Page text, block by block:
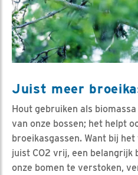
Juist meer
Hout gebruiken als
van onze bossen; het helpt
broeikasgassen. Want bij
juist CO2 vrij, een belangrijk
onze bomen te verstoken,